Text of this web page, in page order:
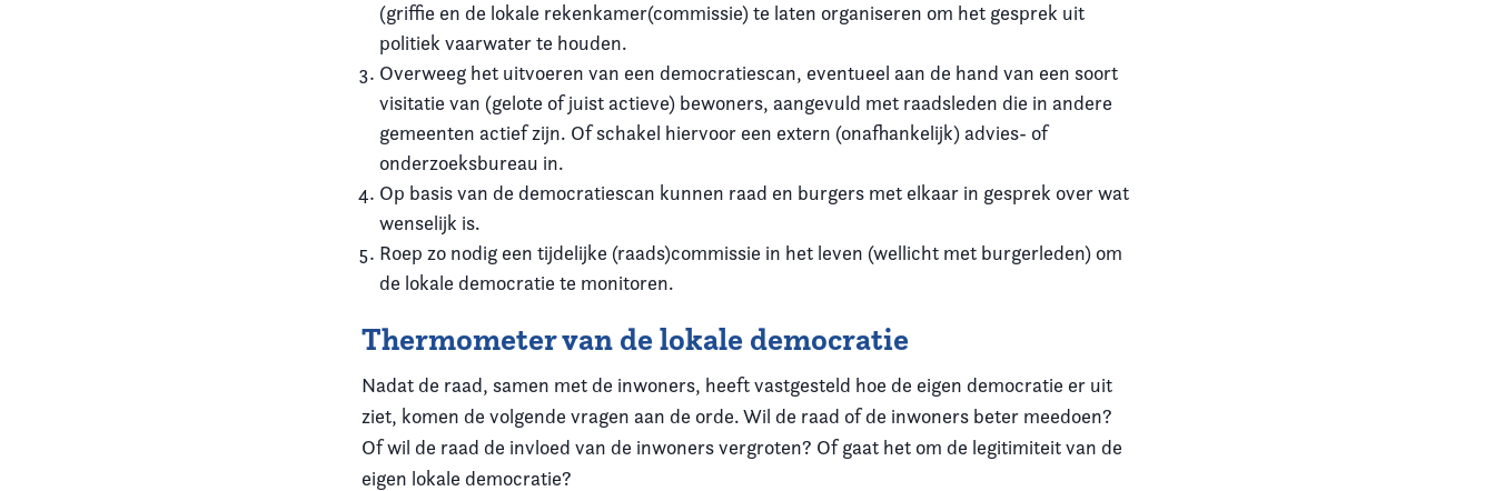
(griffie en de lokale rekenkamer(commissie) te laten organiseren om het gesprek uit
politiek vaarwater te houden.
Overweeg het uitvoeren van een democratiescan, eventueel aan de hand van een soort
visitatie van (gelote of juist actieve) bewoners, aangevuld met raadsleden die in andere
gemeenten actief zijn. Of schakel hiervoor een extern (onafhankelijk) advies- of
onderzoeksbureau in.
Op basis van de democratiescan kunnen raad en burgers met elkaar in gesprek over wat
wenselijk is.
Roep zo nodig een tijdelijke (raads)commissie in het leven (wellicht met burgerleden) om
de lokale democratie te monitoren.
Thermometer van de lokale democratie
Nadat de raad, samen met de inwoners, heeft vastgesteld hoe de eigen democratie er uit
ziet, komen de volgende vragen aan de orde. Wil de raad of de inwoners beter meedoen?
Of wil de raad de invloed van de inwoners vergroten? Of gaat het om de legitimiteit van de
eigen lokale democratie?